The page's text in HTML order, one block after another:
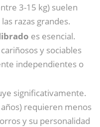
3-15 kg) suelen
razas grandes.
es esencial.
y sociables
independientes o
significativamente.
requieren menos
y su personalidad